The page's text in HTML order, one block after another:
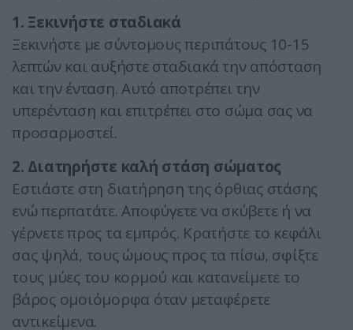
1. Ξεκινήστε σταδιακά
Ξεκινήστε με σύντομους περιπάτους 10-15
λεπτών και αυξήστε σταδιακά την απόσταση
και την ένταση. Αυτό αποτρέπει την
υπερένταση και επιτρέπει στο σώμα σας να
προσαρμοστεί.
2. Διατηρήστε καλή στάση σώματος
Εστιάστε στη διατήρηση της όρθιας στάσης
ενώ περπατάτε. Αποφύγετε να σκύβετε ή να
γέρνετε προς τα εμπρός. Κρατήστε το κεφάλι
σας ψηλά, τους ώμους προς τα πίσω, σφίξτε
τους μύες του κορμού και κατανείμετε το
βάρος ομοιόμορφα όταν μεταφέρετε
αντικείμενα.